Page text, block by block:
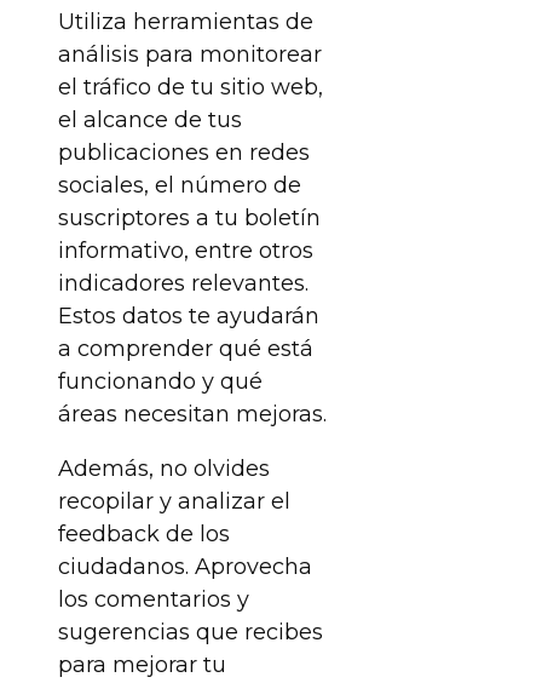
Utiliza herramientas de
análisis para monitorear
el tráfico de tu sitio web,
el alcance de tus
publicaciones en redes
sociales, el número de
suscriptores a tu boletín
informativo, entre otros
indicadores relevantes.
Estos datos te ayudarán
a comprender qué está
funcionando y qué
áreas necesitan mejoras.
Además, no olvides
recopilar y analizar el
feedback de los
ciudadanos. Aprovecha
los comentarios y
sugerencias que recibes
para mejorar tu